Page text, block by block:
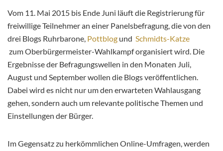
Vom 11. Mai 2015 bis Ende Juni läuft die Registrierung für
freiwillige Teilnehmer an einer Panelsbefragung, die von den
drei Blogs Ruhrbarone, Pottblog und Schmidts-Katze
zum Oberbürgermeister-Wahlkampf organisiert wird. Die
Ergebnisse der Befragungswellen in den Monaten Juli,
August und September wollen die Blogs veröffentlichen.
Dabei wird es nicht nur um den erwarteten Wahlausgang
gehen, sondern auch um relevante politische Themen und
Einstellungen der Bürger.
Im Gegensatz zu herkömmlichen Online-Umfragen, werden